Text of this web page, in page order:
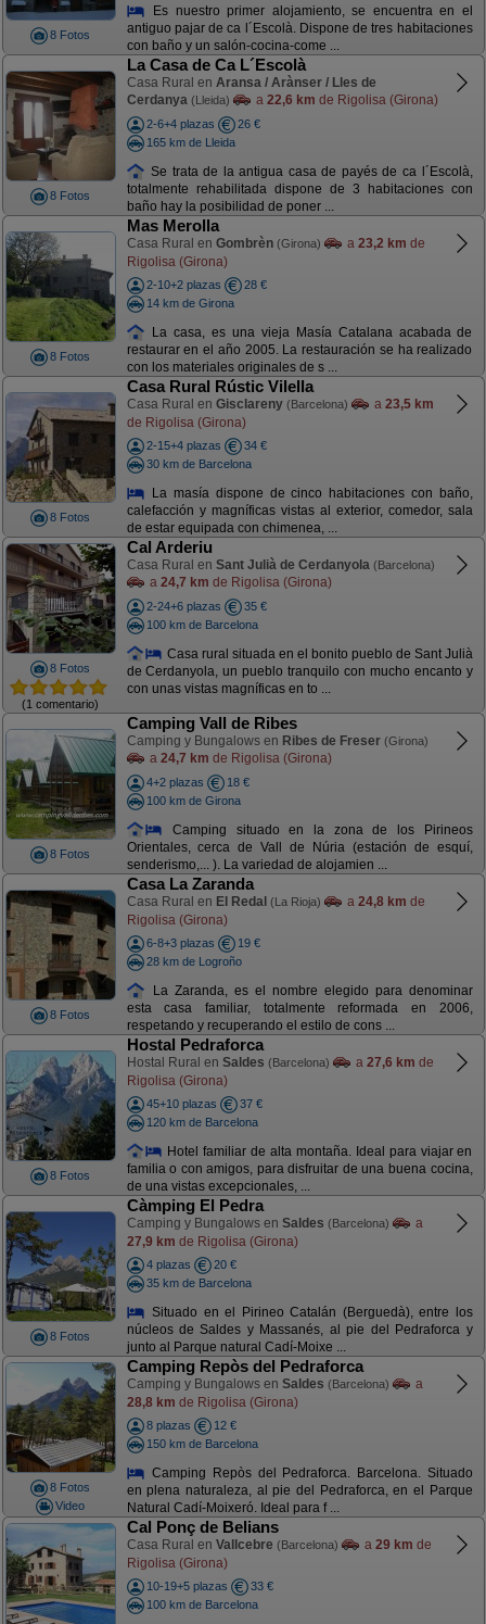
8 Fotos
Es nuestro primer alojamiento, se encuentra en el
antiguo pajar de ca l´Escolà. Dispone de tres habitaciones
con baño y un salón-cocina-come ...
8 Fotos
La Casa de Ca L´Escolà
Casa Rural en Aransa / Arànser / Lles de
Cerdanya (Lleida) a 22,6 km de Rigolisa (Girona)
2-6+4 plazas
26 €
165 km de Lleida
Se trata de la antigua casa de payés de ca l´Escolà,
totalmente rehabilitada dispone de 3 habitaciones con
baño hay la posibilidad de poner ...
8 Fotos
Mas Merolla
Casa Rural en Gombrèn (Girona) a 23,2 km de
Rigolisa (Girona)
2-10+2 plazas
28 €
14 km de Girona
La casa, es una vieja Masía Catalana acabada de
restaurar en el año 2005. La restauración se ha realizado
con los materiales originales de s ...
8 Fotos
Casa Rural Rústic Vilella
Casa Rural en Gisclareny (Barcelona) a 23,5 km
de Rigolisa (Girona)
2-15+4 plazas
34 €
30 km de Barcelona
La masía dispone de cinco habitaciones con baño,
calefacción y magníficas vistas al exterior, comedor, sala
de estar equipada con chimenea, ...
8 Fotos
(1 comentario)
Cal Arderiu
Casa Rural en Sant Julià de Cerdanyola (Barcelona)
a 24,7 km de Rigolisa (Girona)
2-24+6 plazas
35 €
100 km de Barcelona
Casa rural situada en el bonito pueblo de Sant Julià
de Cerdanyola, un pueblo tranquilo con mucho encanto y
con unas vistas magníficas en to ...
8 Fotos
Camping Vall de Ribes
Camping y Bungalows en Ribes de Freser (Girona)
a 24,7 km de Rigolisa (Girona)
4+2 plazas
18 €
100 km de Girona
Camping situado en la zona de los Pirineos
Orientales, cerca de Vall de Núria (estación de esquí,
senderismo,... ). La variedad de alojamien ...
8 Fotos
Casa La Zaranda
Casa Rural en El Redal (La Rioja) a 24,8 km de
Rigolisa (Girona)
6-8+3 plazas
19 €
28 km de Logroño
La Zaranda, es el nombre elegido para denominar
esta casa familiar, totalmente reformada en 2006,
respetando y recuperando el estilo de cons ...
8 Fotos
Hostal Pedraforca
Hostal Rural en Saldes (Barcelona) a 27,6 km de
Rigolisa (Girona)
45+10 plazas
37 €
120 km de Barcelona
Hotel familiar de alta montaña. Ideal para viajar en
familia o con amigos, para disfruitar de una buena cocina,
de una vistas excepcionales, ...
8 Fotos
Càmping El Pedra
Camping y Bungalows en Saldes (Barcelona)
a
27,9 km de Rigolisa (Girona)
4 plazas
20 €
35 km de Barcelona
Situado en el Pirineo Catalán (Berguedà), entre los
núcleos de Saldes y Massanés, al pie del Pedraforca y
junto al Parque natural Cadí-Moixe ...
8 Fotos
Video
Camping Repòs del Pedraforca
Camping y Bungalows en Saldes (Barcelona)
a
28,8 km de Rigolisa (Girona)
8 plazas
12 €
150 km de Barcelona
Camping Repòs del Pedraforca. Barcelona. Situado
en plena naturaleza, al pie del Pedraforca, en el Parque
Natural Cadí-Moixeró. Ideal para f ...
Cal Ponç de Belians
Casa Rural en Vallcebre (Barcelona) a 29 km de
Rigolisa (Girona)
10-19+5 plazas
33 €
100 km de Barcelona